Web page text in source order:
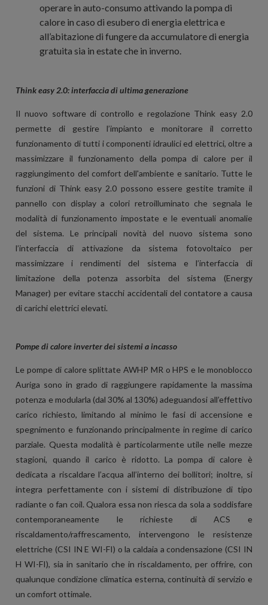
operare inauto-consumoattivando la pompa di
calore in caso di esubero di energia elettrica e
all’abitazione di fungere da accumulatore di energia
gratuita sia in estate che in inverno.
Think easy 2.0: interfaccia di ultima generazione
Il nuovo software di controllo e regolazione Think easy 2.0
permette di gestire l’impianto e monitorare il corretto
funzionamento di tutti i componenti idraulici ed elettrici, oltre a
massimizzare il funzionamento della pompa di calore per il
raggiungimento del comfort dell'ambiente e sanitario. Tutte le
funzioni di Think easy 2.0 possono essere gestite tramite il
pannello con display a colori retroilluminato che segnala le
modalità di funzionamento impostate e le eventuali anomalie
del sistema. Le principali novità del nuovo sistema sono
l’interfaccia di attivazione da sistema fotovoltaico per
massimizzare i rendimenti del sistema e l’interfaccia di
limitazione della potenza assorbita del sistema (Energy
Manager) per evitare stacchi accidentali del contatore a causa
di carichi elettrici elevati.
Pompe di calore inverter dei sistemi a incasso
Le pompe di calore splittate AWHP MR o HPS e le monoblocco
Auriga sono in grado di raggiungere rapidamente la massima
potenza e modularla (dal 30% al 130%) adeguandosi all’effettivo
carico richiesto, limitando al minimo le fasi di accensione e
spegnimento e funzionando principalmente in regime di carico
parziale. Questa modalità è particolarmente utile nelle mezze
stagioni, quando il carico è ridotto. La pompa di calore è
dedicata a riscaldare l’acqua all’interno dei bollitori; inoltre, si
integra perfettamente con i sistemi di distribuzione di tipo
radiante o fan coil. Qualora essa non riesca da sola a soddisfare
contemporaneamente le richieste di ACS e
riscaldamento/raffrescamento, intervengono le resistenze
elettriche (CSI IN E WI-FI) o la caldaia a condensazione (CSI IN
H WI-FI), sia in sanitario che in riscaldamento, per offrire, con
qualunque condizione climatica esterna, continuità di servizio e
un comfort ottimale.